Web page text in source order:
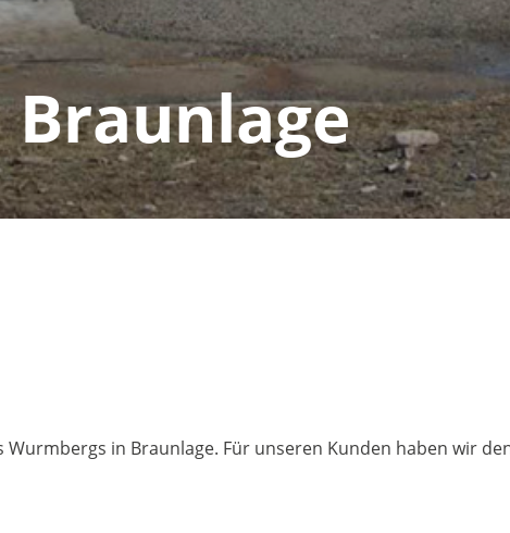
in Braunlage. Für unseren Kunden haben wir